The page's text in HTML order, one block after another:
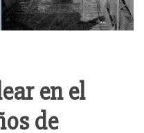
en el
de